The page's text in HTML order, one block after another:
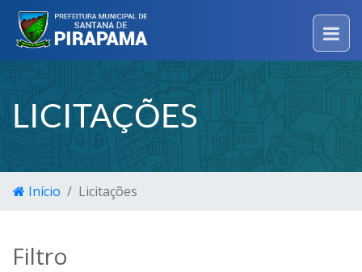
LICITAÇÕES
Início Licitações
Filtro